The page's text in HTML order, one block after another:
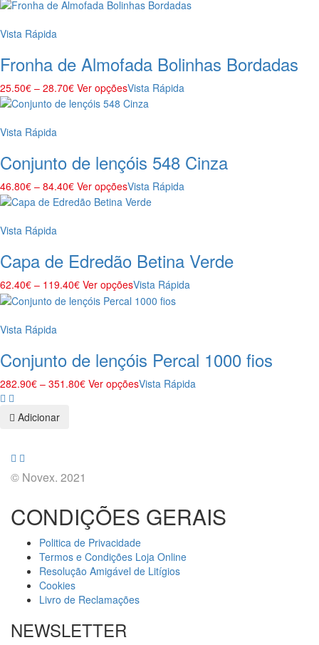
Vista Rápida
Fronha de Almofada Bolinhas Bordadas
25.50€ – 28.70€ Ver opçõesVista Rápida
Vista Rápida
Conjunto de lençóis 548 Cinza
46.80€ – 84.40€ Ver opçõesVista Rápida
Vista Rápida
Capa de Edredão Betina Verde
62.40€ – 119.40€ Ver opçõesVista Rápida
Vista Rápida
Conjunto de lençóis Percal 1000 fios
282.90€ – 351.80€ Ver opçõesVista Rápida
Adicionar
© Novex. 2021
CONDIÇÕES GERAIS
Politica de Privacidade
Termos e Condições Loja Online
Resolução Amigável de Litígios
Cookies
Livro de Reclamações
NEWSLETTER